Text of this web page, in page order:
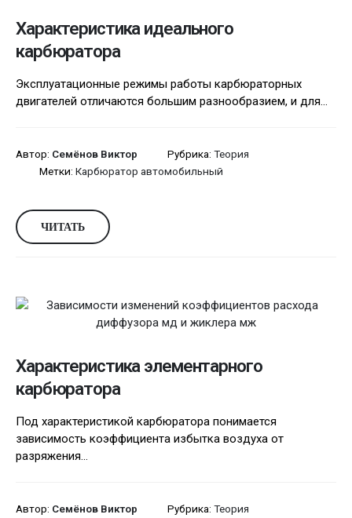
Характеристика идеального
карбюратора
Эксплуатационные режимы работы карбюраторных
двигателей отличаются большим разнообразием, и для...
Автор: Семёнов Виктор Рубрика: Теория
Метки: Карбюратор автомобильный
ЧИТАТЬ
Характеристика элементарного
карбюратора
Под характеристикой карбюратора понимается
зависимость коэффициента избытка воздуха от
разряжения...
Автор: Семёнов Виктор Рубрика: Теория